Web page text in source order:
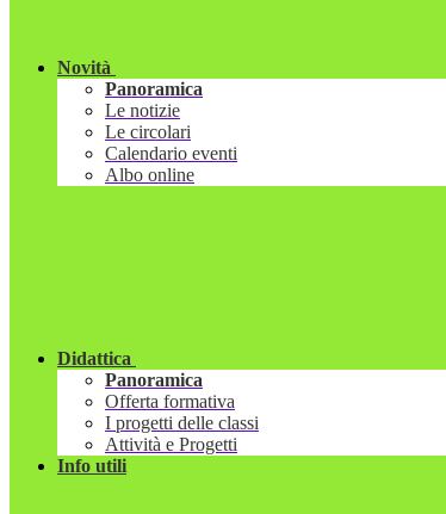
Novità
Panoramica
Le notizie
Le circolari
Calendario eventi
Albo online
Didattica
Panoramica
Offerta formativa
I progetti delle classi
Attività e Progetti
Info utili